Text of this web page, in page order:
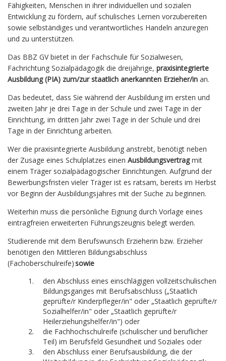
Fähigkeiten, Menschen in ihrer individuellen und sozialen
Entwicklung zu fördern, auf schulisches Lernen vorzubereiten
sowie selbständiges und verantwortliches Handeln anzuregen
und zu unterstützen.
Das BBZ GV bietet in der Fachschule für Sozialwesen,
Fachrichtung Sozialpädagogik die dreijährige, praxisintegrierte
Ausbildung (PIA) zum/zur staatlich anerkannten Erzieher/in an.
Das bedeutet, dass Sie während der Ausbildung im ersten und
zweiten Jahr je drei Tage in der Schule und zwei Tage in der
Einrichtung, im dritten Jahr zwei Tage in der Schule und drei
Tage in der Einrichtung arbeiten.
Wer die praxisintegrierte Ausbildung anstrebt, benötigt neben
der Zusage eines Schulplatzes einen Ausbildungsvertragmit
einem Träger sozialpädagogischer Einrichtungen. Aufgrund der
Bewerbungsfristen vieler Träger ist es ratsam, bereits im Herbst
vor Beginn der Ausbildungsjahres mit der Suche zu beginnen.
Weiterhin muss die persönliche Eignung durch Vorlage eines
eintragfreien erweiterten Führungszeugnis belegt werden.
Studierende mit dem Berufswunsch Erzieherin bzw. Erzieher
benötigen den Mittleren Bildungsabschluss
(Fachoberschulreife)sowie
den Abschluss eines einschlägigen vollzeitschulischen
Bildungsganges mit Berufsabschluss („Staatlich
geprüfte/r Kinderpfleger/in" oder „Staatlich geprüfte/r
Sozialhelfer/in" oder „Staatlich geprüfte/r
Heilerziehungshelfer/in") oder
die Fachhochschulreife (schulischer und beruflicher
Teil) im Berufsfeld Gesundheit und Soziales oder
den Abschluss einer Berufsausbildung, die der